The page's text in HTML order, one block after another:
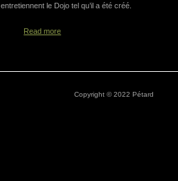
entretiennent le Dojo tel qu’il a été créé.
Read more
Copyright © 2022 Pétard